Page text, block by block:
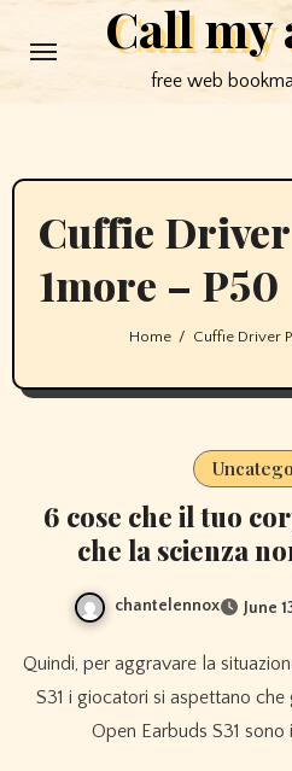
to
Call my
free web
Cuffie
1more – P50
Home Cuffie Driver
6 cose che il tuo
che la scienza
chantelennox June
Quindi, per aggravare la situazione, 1more Fit SE Open Earbuds
S31 i giocatori si aspettano che
Open Earbuds S31